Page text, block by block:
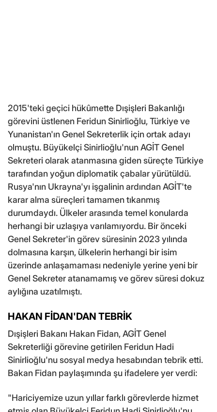
2015'teki geçici hükûmette Dışişleri Bakanlığı
görevini üstlenen Feridun Sinirlioğlu, Türkiye ve
Yunanistan'ın Genel Sekreterlik için ortak adayı
olmuştu. Büyükelçi Sinirlioğlu'nun AGİT Genel
Sekreteri olarak atanmasına giden süreçte Türkiye
tarafından yoğun diplomatik çabalar yürütüldü.
Rusya'nın Ukrayna'yı işgalinin ardından AGİT'te
karar alma süreçleri tamamen tıkanmış
durumdaydı. Ülkeler arasında temel konularda
herhangi bir uzlaşıya varılamıyordu. Bir önceki
Genel Sekreter'in görev süresinin 2023 yılında
dolmasına karşın, ülkelerin herhangi bir isim
üzerinde anlaşamaması nedeniyle yerine yeni bir
Genel Sekreter atanamamış ve görev süresi dokuz
aylığına uzatılmıştı.
HAKAN FİDAN'DAN TEBRİK
Dışişleri Bakanı Hakan Fidan, AGİT Genel
Sekreterliği görevine getirilen Feridun Hadi
Sinirlioğlu'nu sosyal medya hesabından tebrik etti.
Bakan Fidan paylaşımında şu ifadelere yer verdi:
"Hariciyemize uzun yıllar farklı görevlerde hizmet